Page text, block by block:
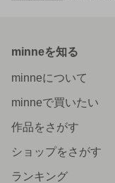
minneを知る
minneについて
minneで買いたい
作品をさがす
ショップをさがす
ランキング